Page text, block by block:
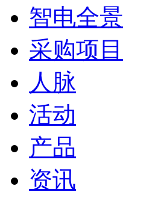
智电全景
采购项目
人脉
活动
产品
资讯